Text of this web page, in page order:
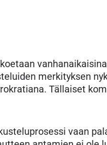
merkityksen
Tällaiset
vaan